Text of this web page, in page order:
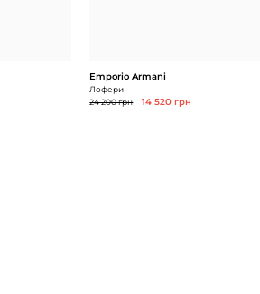
Emporio Armani
Лофери
24 200 грн
14 520 грн